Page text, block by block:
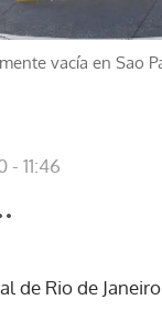
vacía en Sao
- 11:46
de Rio de